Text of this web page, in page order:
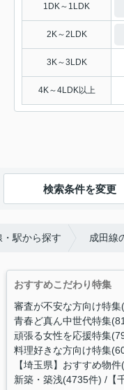
1DK～1LDK
2K～2LDK
3K～3LDK
4K～4LDK以上
検索条件を変更
・駅から探す 成田線
おすすめこだわり特集
審査が不安な方向け特
青春ど真ん中世代特集
頑張る女性を応援特集
料理好きな方向け特集
【埼玉県】おすすめ物
新築・築浅(4735件) 【